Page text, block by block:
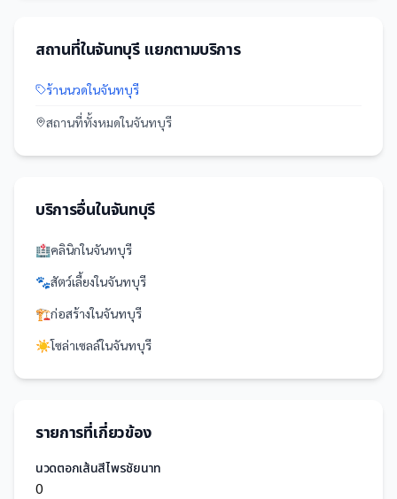
สถานที่ในจันทบุรีแยกตามบริการ
ร้านนวดในจันทบุรี
สถานที่ทั้งหมดในจันทบุรี
บริการอื่นในจันทบุรี
🏥คลินิกในจันทบุรี
🐾สัตว์เลี้ยงในจันทบุรี
🏗️ก่อสร้างในจันทบุรี
☀️โซล่าเซลล์ในจันทบุรี
รายการที่เกี่ยวข้อง
นวดตอกเส้นสีไพรชัยนาท
0